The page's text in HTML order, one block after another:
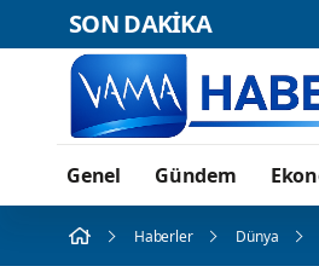
SON DAKİKA
Genel Gündem
Haberler Dünya